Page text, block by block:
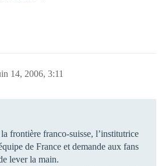
14, 2006, 3:11
frontière franco-suisse, l’institutrice
de France et demande aux fans
lever la main.